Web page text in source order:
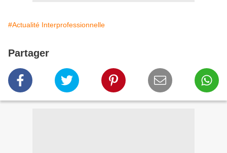
#Actualité Interprofessionnelle
Partager